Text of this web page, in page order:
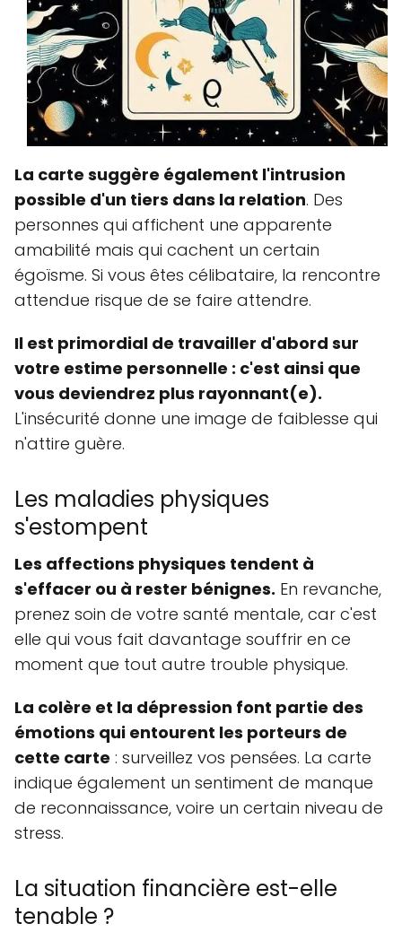
La carte suggère également l'intrusion
possible d'un tiers dans la relation. Des
personnes qui affichent une apparente
amabilité mais qui cachent un certain
égoïsme. Si vous êtes célibataire, la rencontre
attendue risque de se faire attendre.
Il est primordial de travailler d'abord sur
votre estime personnelle : c'est ainsi que
vous deviendrez plus rayonnant(e).
L'insécurité donne une image de faiblesse qui
n'attire guère.
Les maladies physiques
s'estompent
Les affections physiques tendent à
s'effacer ou à rester bénignes. En revanche,
prenez soin de votre santé mentale, car c'est
elle qui vous fait davantage souffrir en ce
moment que tout autre trouble physique.
La colère et la dépression font partie des
émotions qui entourent les porteurs de
cette carte : surveillez vos pensées. La carte
indique également un sentiment de manque
de reconnaissance, voire un certain niveau de
stress.
La situation financière est-elle
tenable ?